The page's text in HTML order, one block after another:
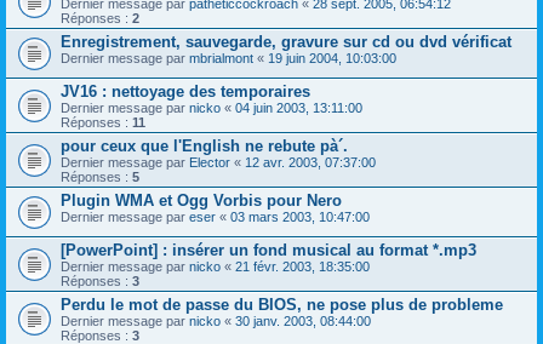
Dernier message par patheticcockroach « 28 sept. 2005, 06:54:12
Réponses : 2
Enregistrement, sauvegarde, gravure sur cd ou dvd vérificat
Dernier message par mbrialmont « 19 juin 2004, 10:03:00
JV16 : nettoyage des temporaires
Dernier message par nicko « 04 juin 2003, 13:11:00
Réponses : 11
pour ceux que l'English ne rebute pà´.
Dernier message par Elector « 12 avr. 2003, 07:37:00
Réponses : 5
Plugin WMA et Ogg Vorbis pour Nero
Dernier message par eser « 03 mars 2003, 10:47:00
[PowerPoint] : insérer un fond musical au format *.mp3
Dernier message par nicko « 21 févr. 2003, 18:35:00
Réponses : 3
Perdu le mot de passe du BIOS, ne pose plus de probleme
Dernier message par nicko « 30 janv. 2003, 08:44:00
Réponses : 3